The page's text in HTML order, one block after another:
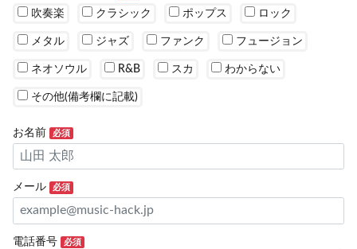
吹奏楽 クラシック ポップス ロック
メタル ジャズ ファンク フュージョン
ネオソウル R&B スカ わからない
その他(備考欄に記載)
お名前 必須
メール 必須
電話番号 必須